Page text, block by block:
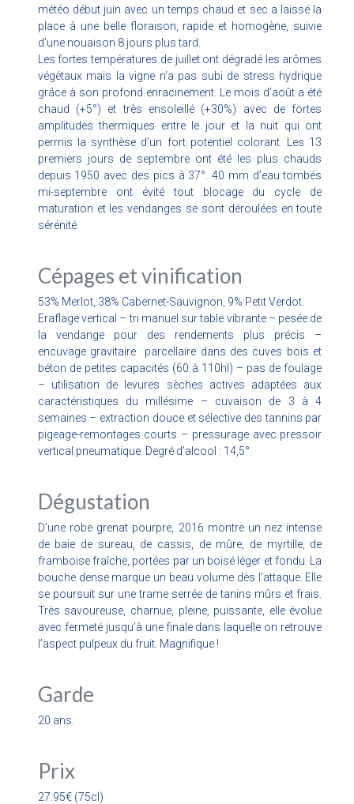
météo début juin avec un temps chaud et sec a laissé la
place à une belle floraison, rapide et homogène, suivie
d’une nouaison 8 jours plus tard.
Les fortes températures de juillet ont dégradé les arômes
végétaux mais la vigne n’a pas subi de stress hydrique
grâce à son profond enracinement. Le mois d’août a été
chaud (+5°) et très ensoleillé (+30%) avec de fortes
amplitudes thermiques entre le jour et la nuit qui ont
permis la synthèse d’un fort potentiel colorant. Les 13
premiers jours de septembre ont été les plus chauds
depuis 1950 avec des pics à 37°. 40 mm d’eau tombés
mi-septembre ont évité tout blocage du cycle de
maturation et les vendanges se sont déroulées en toute
sérénité.
Cépages et vinification
53% Merlot, 38% Cabernet-Sauvignon, 9% Petit Verdot.
Eraflage vertical – tri manuel sur table vibrante – pesée de
la vendange pour des rendements plus précis –
encuvage gravitaire parcellaire dans des cuves bois et
béton de petites capacités (60 à 110hl) – pas de foulage
– utilisation de levures sèches actives adaptées aux
caractéristiques du millésime – cuvaison de 3 à 4
semaines – extraction douce et sélective des tannins par
pigeage-remontages courts – pressurage avec pressoir
vertical pneumatique. Degré d’alcool : 14,5°
Dégustation
D’une robe grenat pourpre, 2016 montre un nez intense
de baie de sureau, de cassis, de mûre, de myrtille, de
framboise fraîche, portées par un boisé léger et fondu. La
bouche dense marque un beau volume dès l’attaque. Elle
se poursuit sur une trame serrée de tanins mûrs et frais.
Très savoureuse, charnue, pleine, puissante, elle évolue
avec fermeté jusqu’à une finale dans laquelle on retrouve
l’aspect pulpeux du fruit. Magnifique !
Garde
20 ans.
Prix
27.95€ (75cl)